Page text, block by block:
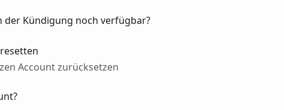
der Kündigung noch verfügbar?
Account zurücksetzen